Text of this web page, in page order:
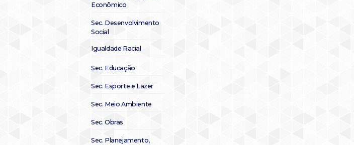
Econômico
Sec. Desenvolvimento
Social
Igualdade Racial
Sec. Educação
Sec. Esporte e Lazer
Sec. Meio Ambiente
Sec. Obras
Sec. Planejamento,